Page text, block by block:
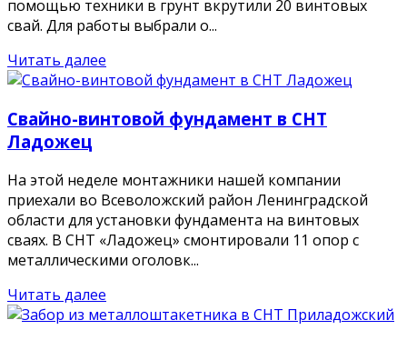
помощью техники в грунт вкрутили 20 винтовых
свай. Для работы выбрали о...
Читать далее
Свайно-винтовой фундамент в СНТ
Ладожец
На этой неделе монтажники нашей компании
приехали во Всеволожский район Ленинградской
области для установки фундамента на винтовых
сваях. В СНТ «Ладожец» смонтировали 11 опор с
металлическими оголовк...
Читать далее